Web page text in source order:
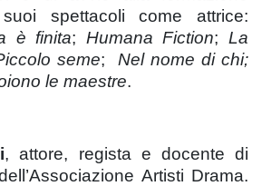
spettacoli come attrice:
è finita; Humana Fiction;La
seme; Nel nome di chi;
le maestre.
, attore, regista e docente di
Artisti Drama.